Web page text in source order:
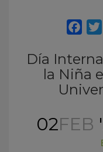
Día
la Niña
02FEB